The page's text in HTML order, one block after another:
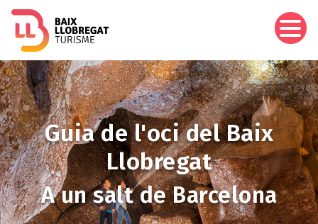
principal
Image
Guia de l'oci del Baix
Llobregat
A un salt de Barcelona